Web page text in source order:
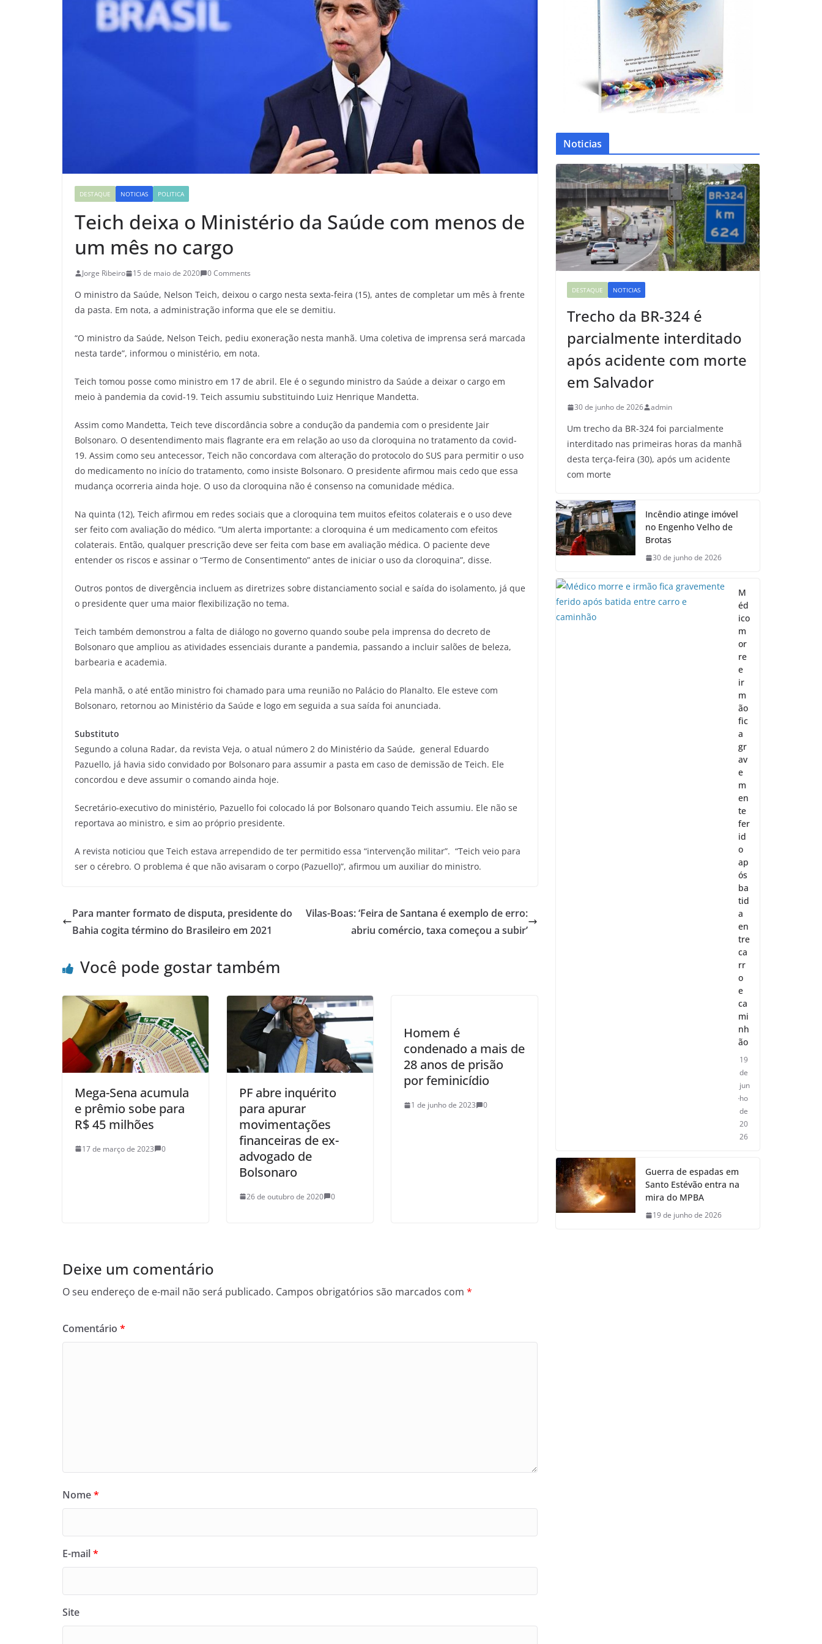
DESTAQUE NOTICIAS POLITICA
Teich deixa o Ministério da Saúde com menos de
um mês no cargo
Jorge Ribeiro 15 de maio de 2020 0 Comments
O ministro da Saúde, Nelson Teich, deixou o cargo nesta sexta-feira (15), antes de completar um mês à frente
da pasta. Em nota, a administração informa que ele se demitiu.
“O ministro da Saúde, Nelson Teich, pediu exoneração nesta manhã. Uma coletiva de imprensa será marcada
nesta tarde”, informou o ministério, em nota.
Teich tomou posse como ministro em 17 de abril. Ele é o segundo ministro da Saúde a deixar o cargo em
meio à pandemia da covid-19. Teich assumiu substituindo Luiz Henrique Mandetta.
Assim como Mandetta, Teich teve discordância sobre a condução da pandemia com o presidente Jair
Bolsonaro. O desentendimento mais flagrante era em relação ao uso da cloroquina no tratamento da covid-
19. Assim como seu antecessor, Teich não concordava com alteração do protocolo do SUS para permitir o uso
do medicamento no início do tratamento, como insiste Bolsonaro. O presidente afirmou mais cedo que essa
mudança ocorreria ainda hoje. O uso da cloroquina não é consenso na comunidade médica.
Na quinta (12), Teich afirmou em redes sociais que a cloroquina tem muitos efeitos colaterais e o uso deve
ser feito com avaliação do médico. “Um alerta importante: a cloroquina é um medicamento com efeitos
colaterais. Então, qualquer prescrição deve ser feita com base em avaliação médica. O paciente deve
entender os riscos e assinar o “Termo de Consentimento” antes de iniciar o uso da cloroquina”, disse.
Outros pontos de divergência incluem as diretrizes sobre distanciamento social e saída do isolamento, já que
o presidente quer uma maior flexibilização no tema.
Teich também demonstrou a falta de diálogo no governo quando soube pela imprensa do decreto de
Bolsonaro que ampliou as atividades essenciais durante a pandemia, passando a incluir salões de beleza,
barbearia e academia.
Pela manhã, o até então ministro foi chamado para uma reunião no Palácio do Planalto. Ele esteve com
Bolsonaro, retornou ao Ministério da Saúde e logo em seguida a sua saída foi anunciada.
Substituto
Segundo a coluna Radar, da revista Veja, o atual número 2 do Ministério da Saúde, general Eduardo
Pazuello, já havia sido convidado por Bolsonaro para assumir a pasta em caso de demissão de Teich. Ele
concordou e deve assumir o comando ainda hoje.
Secretário-executivo do ministério, Pazuello foi colocado lá por Bolsonaro quando Teich assumiu. Ele não se
reportava ao ministro, e sim ao próprio presidente.
A revista noticiou que Teich estava arrependido de ter permitido essa “intervenção militar”. “Teich veio para
ser o cérebro. O problema é que não avisaram o corpo (Pazuello)”, afirmou um auxiliar do ministro.
Para manter formato de disputa, presidente do
Bahia cogita término do Brasileiro em 2021
Vilas-Boas: ‘Feira de Santana é exemplo de erro:
abriu comércio, taxa começou a subir’
Você pode gostar também
Mega-Sena acumula
e prêmio sobe para
R$ 45 milhões
17 de março de 2023 0
PF abre inquérito
para apurar
movimentações
financeiras de ex-
advogado de
Bolsonaro
26 de outubro de 2020 0
Homem é
condenado a mais de
28 anos de prisão
por feminicídio
1 de junho de 2023 0
Deixe um comentário
O seu endereço de e-mail não será publicado. Campos obrigatórios são marcados com *
Comentário *
Nome*
E-mail*
Site
Noticias
DESTAQUE NOTICIAS
Trecho da BR-324 é
parcialmente interditado
após acidente com morte
em Salvador
30 de junho de 2026 admin
Um trecho da BR-324 foi parcialmente
interditado nas primeiras horas da manhã
desta terça-feira (30), após um acidente
com morte
Incêndio atinge imóvel
no Engenho Velho de
Brotas
30 de junho de 2026
M
éd
ico
m
or
re
e
ir
m
ão
fic
a
gr
av
e
m
en
te
fer
id
o
ap
ós
ba
tid
a
en
tre
ca
rr
o
e
ca
mi
nh
ão
19
de
jun
ho
de
20
26
Guerra de espadas em
Santo Estévão entra na
mira do MPBA
19 de junho de 2026